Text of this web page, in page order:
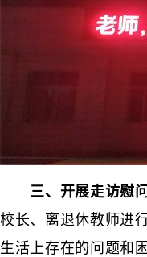
三、开展走访慰
校长、离退休教师进
生活上存在的问题和